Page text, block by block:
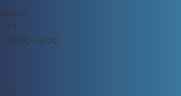
09:00 -15:00
Oy